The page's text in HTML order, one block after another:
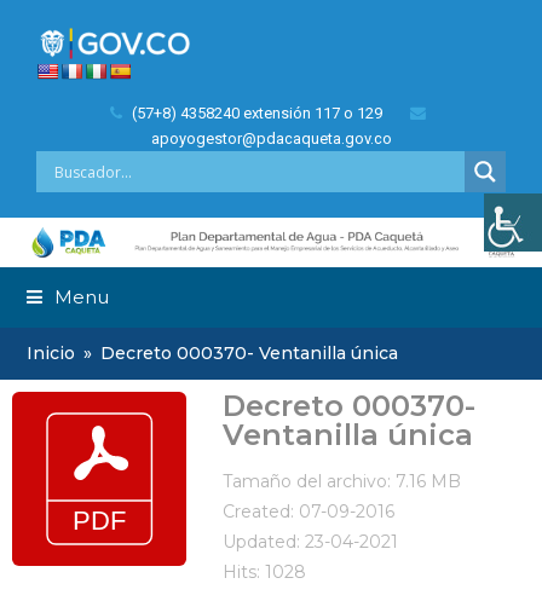
(57+8) 4358240 extensión 117 o 129
apoyogestor@pdacaqueta.gov.co
Menu
Inicio » Decreto 000370- Ventanilla única
Decreto 000370-
Ventanilla única
Tamaño del archivo: 7.16 MB
Created: 07-09-2016
Updated: 23-04-2021
Hits: 1028